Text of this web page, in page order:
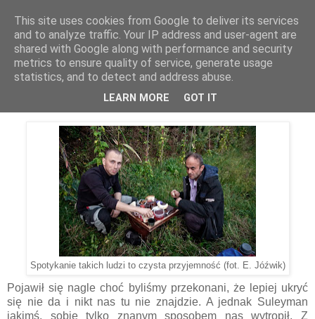
Kieszenie Pełne Piasku
27.02.2014
Dobry muzułmanin
Spotykanie takich ludzi to czysta przyjemność (fot. E. Jóźwik)
Pojawił się nagle choć byliśmy przekonani, że lepiej ukryć
się nie da i nikt nas tu nie znajdzie. A jednak Suleyman
jakimś, sobie tylko znanym sposobem nas wytropił. Z
This site uses cookies from Google to deliver its services
and to analyze traffic. Your IP address and user-agent are
shared with Google along with performance and security
metrics to ensure quality of service, generate usage
statistics, and to detect and address abuse.
LEARN MORE GOT IT